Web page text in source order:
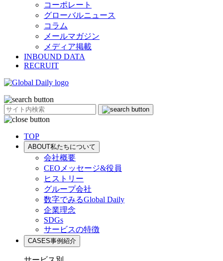
コーポレート
グローバルニュース
コラム
メールマガジン
メディア掲載
INBOUND DATA
RECRUIT
TOP
ABOUT私たちについて
会社概要
CEOメッセージ&役員
ヒストリー
グループ会社
数字でみるGlobal Daily
企業理念
SDGs
サービスの特徴
CASES事例紹介